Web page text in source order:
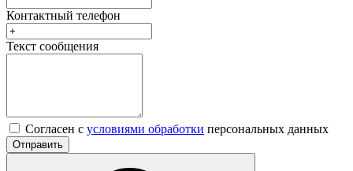
Контактный телефон
Текст сообщения
Согласен с условиями обработки персональных данных
Отправить